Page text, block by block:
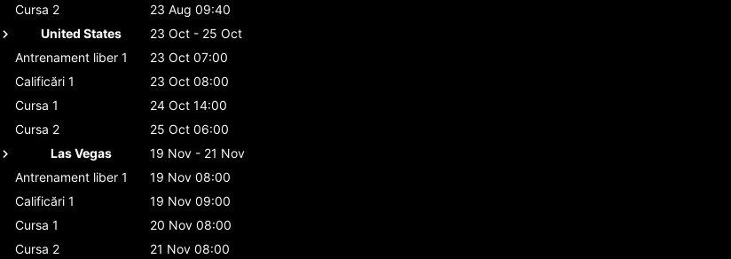
Cursa 2
23 Aug 09:40
United States
23 Oct - 25 Oct
Antrenament liber 1
23 Oct 07:00
Calificări 1
23 Oct 08:00
Cursa 1
24 Oct 14:00
Cursa 2
25 Oct 06:00
Las Vegas
19 Nov - 21 Nov
Antrenament liber 1
19 Nov 08:00
Calificări 1
19 Nov 09:00
Cursa 1
20 Nov 08:00
Cursa 2
21 Nov 08:00